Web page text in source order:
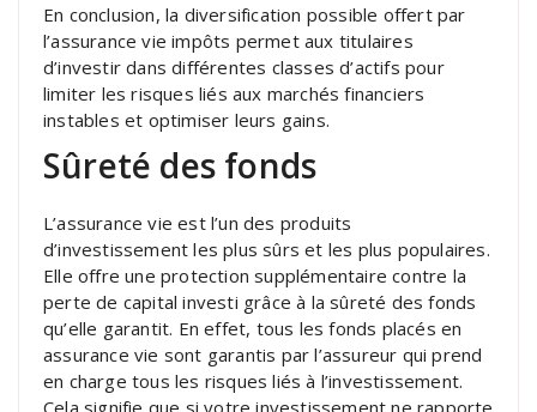
En conclusion, la diversification possible offert par
l’assurance vie impôts permet aux titulaires
d’investir dans différentes classes d’actifs pour
limiter les risques liés aux marchés financiers
instables et optimiser leurs gains.
Sûreté des fonds
L’assurance vie est l’un des produits
d’investissement les plus sûrs et les plus populaires.
Elle offre une protection supplémentaire contre la
perte de capital investi grâce à la sûreté des fonds
qu’elle garantit. En effet, tous les fonds placés en
assurance vie sont garantis par l’assureur qui prend
en charge tous les risques liés à l’investissement.
Cela signifie que si votre investissement ne rapporte